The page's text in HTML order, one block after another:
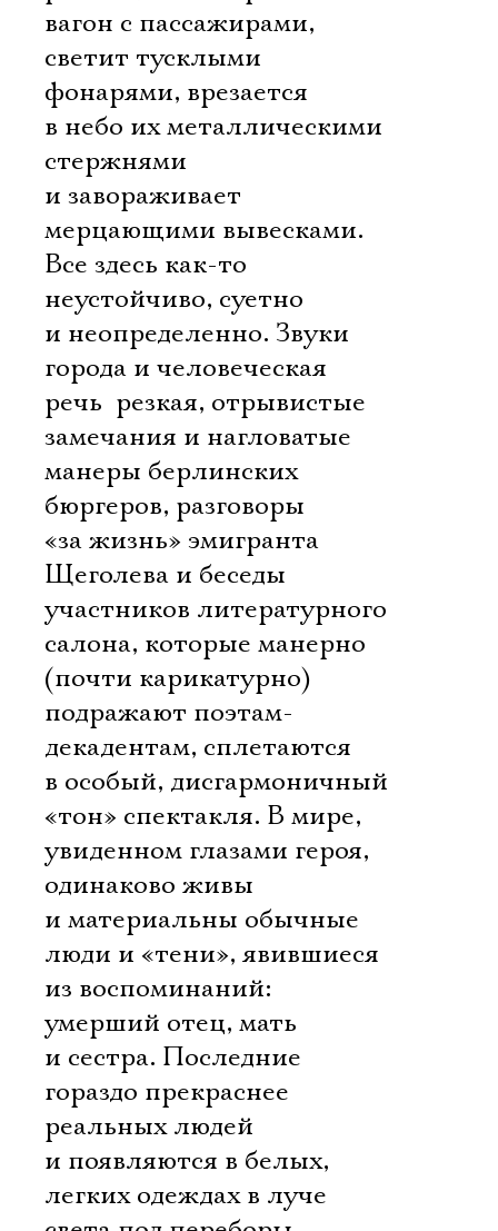
вагон с пассажирами,
светит тусклыми
фонарями, врезается
в небо их металлическими
стержнями
и завораживает
мерцающими вывесками.
Все здесь как-то
неустойчиво, суетно
и неопределенно. Звуки
города и человеческая
речь  резкая, отрывистые
замечания и нагловатые
манеры берлинских
бюргеров, разговоры
«за жизнь» эмигранта
Щеголева и беседы
участников литературного
салона, которые манерно
(почти карикатурно)
подражают поэтам-
декадентам, сплетаются
в особый, дисгармоничный
«тон» спектакля. В мире,
увиденном глазами героя,
одинаково живы
и материальны обычные
люди и «тени», явившиеся
из воспоминаний:
умерший отец, мать
и сестра. Последние
гораздо прекраснее
реальных людей
и появляются в белых,
легких одеждах в луче